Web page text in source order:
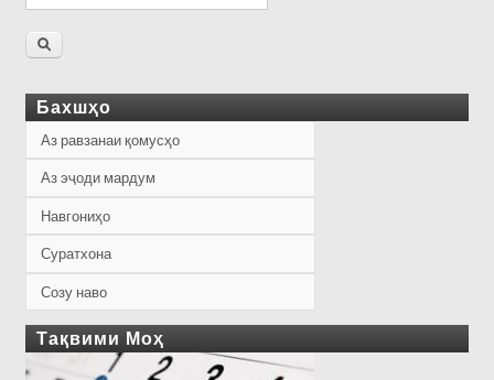
Бахшҳо
Аз равзанаи қомусҳо
Аз эҷоди мардум
Навгониҳо
Суратхона
Созу наво
Тақвими Моҳ